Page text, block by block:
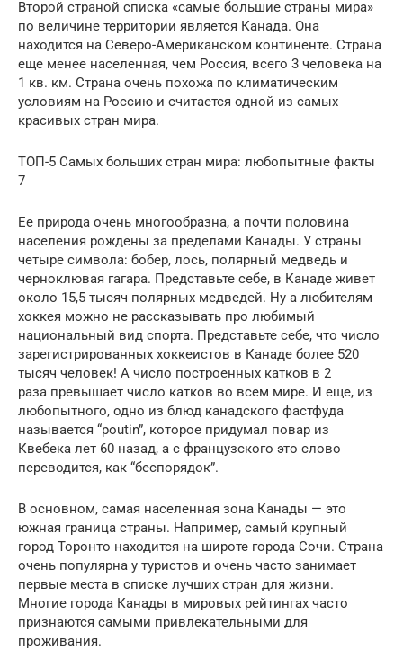
Второй страной списка «самые большие страны мира»
по величине территории является Канада. Она
находится на Северо-Американском континенте. Страна
еще менее населенная, чем Россия, всего 3 человека на
1 кв. км. Страна очень похожа по климатическим
условиям на Россию и считается одной из самых
красивых стран мира.
ТОП-5 Самых больших стран мира: любопытные факты
7
Ее природа очень многообразна, а почти половина
населения рождены за пределами Канады. У страны
четыре символа: бобер, лось, полярный медведь и
черноклювая гагара. Представьте себе, в Канаде живет
около 15,5 тысяч полярных медведей. Ну а любителям
хоккея можно не рассказывать про любимый
национальный вид спорта. Представьте себе, что число
зарегистрированных хоккеистов в Канаде более 520
тысяч человек! А число построенных катков в 2
раза превышает число катков во всем мире. И еще, из
любопытного, одно из блюд канадского фастфуда
называется “poutin”, которое придумал повар из
Квебека лет 60 назад, а с французского это слово
переводится, как “беспорядок”.
В основном, самая населенная зона Канады — это
южная граница страны. Например, самый крупный
город Торонто находится на широте города Сочи. Страна
очень популярна у туристов и очень часто занимает
первые места в списке лучших стран для жизни.
Многие города Канады в мировых рейтингах часто
признаются самыми привлекательными для
проживания.